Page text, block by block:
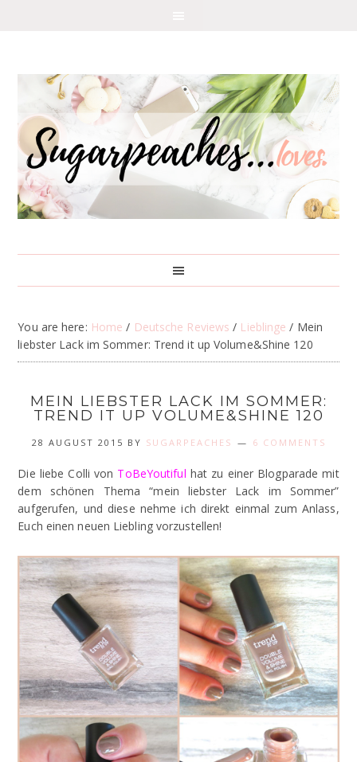
You are here: Home / Deutsche Reviews / Lieblinge / Mein
liebster Lack im Sommer: Trend it up Volume&Shine 120
MEIN LIEBSTER LACK IM SOMMER:
TREND IT UP VOLUME&SHINE 120
28 AUGUST 2015 BY SUGARPEACHES 6 COMMENTS
Die liebe Colli von ToBeYoutiful hat zu einer Blogparade mit
dem schönen Thema “mein liebster Lack im Sommer”
aufgerufen, und diese nehme ich direkt einmal zum Anlass,
Euch einen neuen Liebling vorzustellen!